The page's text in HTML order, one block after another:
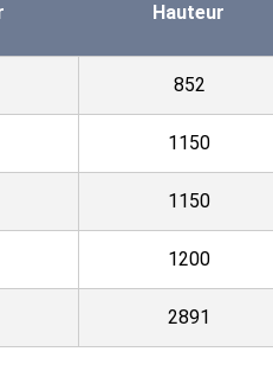
Hauteur
852
1150
1150
1200
2891